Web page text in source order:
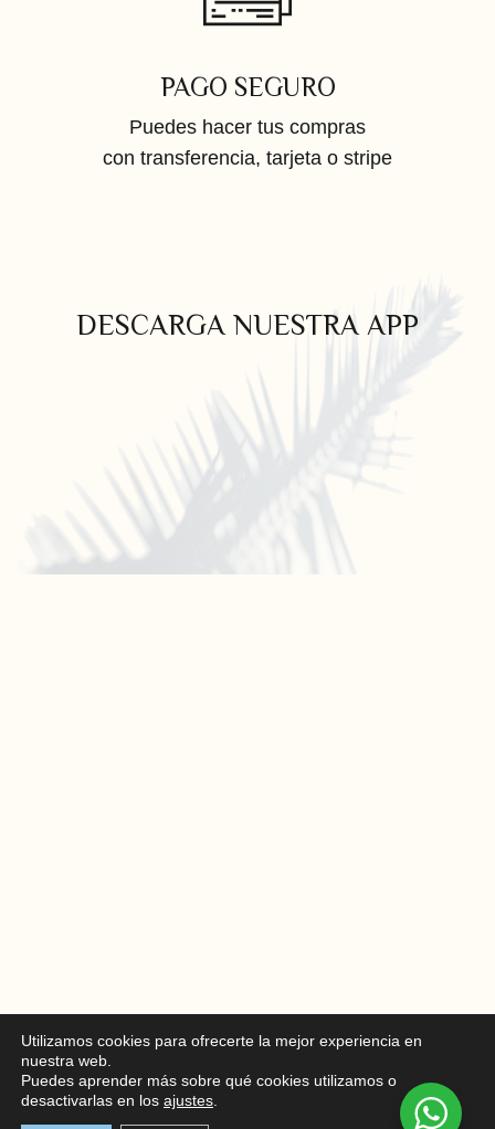
PAGO SEGURO
Puedes hacer tus compras
con transferencia, tarjeta o stripe
DESCARGA NUESTRA APP
Utilizamos cookies para ofrecerte la mejor experiencia en
nuestra web.
Puedes aprender más sobre qué cookies utilizamos o
desactivarlas en los ajustes